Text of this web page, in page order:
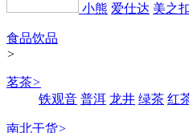
小熊 爱仕达 美之
食品饮品
>
茗茶>
铁观音 普洱 龙井 绿茶 红
南北干货>